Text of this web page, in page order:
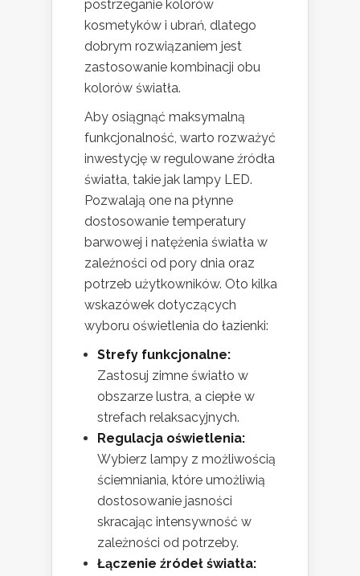
postrzeganie kolorów
kosmetyków i ubrań, dlatego
dobrym rozwiązaniem jest
zastosowanie kombinacji obu
kolorów światła.
Aby osiągnąć maksymalną
funkcjonalność, warto rozważyć
inwestycję w regulowane źródła
światła, takie jak lampy LED.
Pozwalają one na płynne
dostosowanie temperatury
barwowej i natężenia światła w
zależności od pory dnia oraz
potrzeb użytkowników. Oto kilka
wskazówek dotyczących
wyboru oświetlenia do łazienki:
Strefy funkcjonalne:
Zastosuj zimne światło w
obszarze lustra, a ciepłe w
strefach relaksacyjnych.
Regulacja oświetlenia:
Wybierz lampy z możliwością
ściemniania, które umożliwią
dostosowanie jasności
skracając intensywność w
zależności od potrzeby.
Łączenie źródeł światła: